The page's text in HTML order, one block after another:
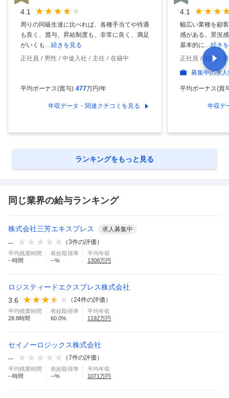
4.1
周りの同級生達に比べれば、各種手当てや待遇
も良く、賞与、昇給制度も、非常に良く、満足
がいくも …続きを見る
正社員
男性 中途入社 主任 在籍中
平均ボーナス(賞与) 477万円/年
年収データ・関連クチコミを見る
4.1
幅広い業種を顧
感がある。景況
基本的に…続き
正社員
30代
募集中の求
平均ボーナス(賞
年収デ
ランキングをもっと見る
同じ業界の給与ランキング
株式会社三芳エキスプレス 求人募集中
-- （3件の評価）
平均残業時間
--時間
有給取得率
--%
平均年収
1308万円
ロジスティードエクスプレス株式会社
3.6
（24件の評価）
平均残業時間
28.8時間
有給取得率
60.0%
平均年収
1192万円
セイノーロジックス株式会社
--
（7件の評価）
平均残業時間
--時間
有給取得率
--%
平均年収
1071万円